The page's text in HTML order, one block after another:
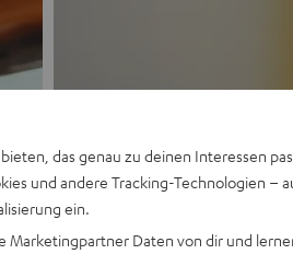
das genau zu deinen Interessen
und andere Tracking-Technologien –
ein.
Marketingpartner Daten von dir und